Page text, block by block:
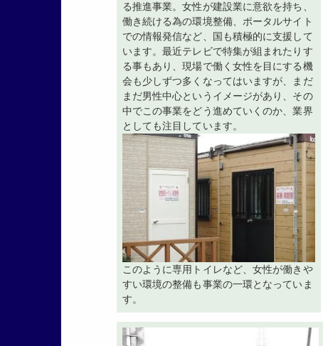
る推進事業。女性が建設業に意欲を持ち、
働き続ける為の環境整備、ポータルサイト
での情報発信など、国も積極的に支援して
います。最近テレビで特集が組まれたりす
る事もあり、現場で働く女性を目にする機
会も少しずつ多くなってはいますが、まだ
まだ男性中心というイメージがあり、その
中でこの事業をどう進めていくのか、業界
としても注目しています。
このように専用トイレなど、女性が働きや
すい環境の整備も事業の一環となっていま
す。